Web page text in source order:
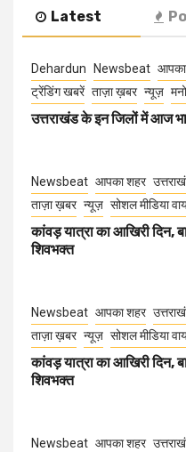
Latest
Dehardun Newsbeat
ट्रेंडिंग खबरें ताज़ा ख़बर न्यूज़
उत्तराखंड के इन जिलों में आज
Newsbeat आपका शहर
ताज़ा ख़बर न्यूज़ सोशल मीडिया
कांवड़ यात्रा का आखिरी दिन,
शिवभक्त
Newsbeat आपका शहर
ताज़ा ख़बर न्यूज़ सोशल मीडिया
कांवड़ यात्रा का आखिरी दिन,
शिवभक्त
Newsbeat आपका शहर